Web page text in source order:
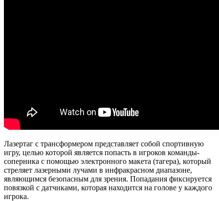
Лазертаг с трансформером представляет собой спортивную
игру, целью которой является попасть в игроков команды-
соперника с помощью электронного макета (тагера), который
стреляет лазерными лучами в инфракрасном диапазоне,
являющимся безопасным для зрения. Попадания фиксируется
повязкой с датчиками, которая находится на голове у каждого
игрока.